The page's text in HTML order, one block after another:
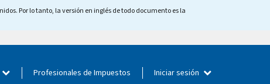
Por lo tanto, la versión en inglés de todo documento es la
Profesionales de Impuestos Iniciar sesión